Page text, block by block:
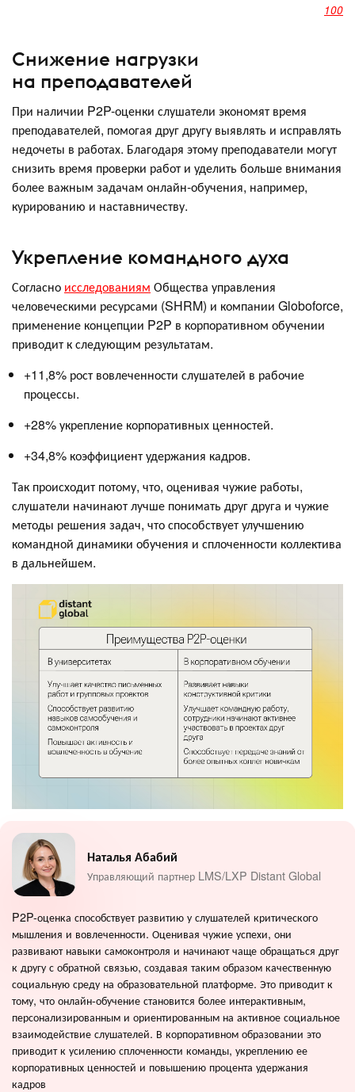
100
Снижение нагрузки
на преподавателей
При наличии P2P-оценки слушатели экономят время
преподавателей, помогая друг другу выявлять и исправлять
недочеты в работах. Благодаря этому преподаватели могут
снизить время проверки работ и уделить больше внимания
более важным задачам онлайн-обучения, например,
курированию и наставничеству.
Укрепление командного духа
Согласно исследованиям Общества управления
человеческими ресурсами (SHRM) и компании Globoforce,
применение концепции P2P в корпоративном обучении
приводит к следующим результатам.
+11,8% рост вовлеченности слушателей в рабочие
процессы.
+28% укрепление корпоративных ценностей.
+34,8% коэффициент удержания кадров.
Так происходит потому, что, оценивая чужие работы,
слушатели начинают лучше понимать друг друга и чужие
методы решения задач, что способствует улучшению
командной динамики обучения и сплоченности коллектива
в дальнейшем.
Наталья Абабий
Управляющий партнер LMS/LXP Distant Global
P2P-оценка способствует развитию у слушателей критического
мышления и вовлеченности. Оценивая чужие успехи, они
развивают навыки самоконтроля и начинают чаще обращаться друг
к другу с обратной связью, создавая таким образом качественную
социальную среду на образовательной платформе. Это приводит к
тому, что онлайн-обучение становится более интерактивным,
персонализированным и ориентированным на активное социальное
взаимодействие слушателей. В корпоративном образовании это
приводит к усилению сплоченности команды, укреплению ее
корпоративных ценностей и повышению процента удержания
кадров